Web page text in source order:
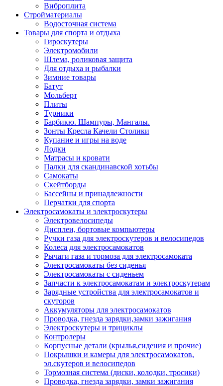
Виброплита
Стройматериалы
Водосточная система
Товары для спорта и отдыха
Гироскутеры
Электромобили
Шлема, роликовая защита
Для отдыха и рыбалки
Зимние товары
Батут
Мольберт
Плиты
Турники
Барбикю. Шампуры, Мангалы.
Зонты Кресла Качели Столики
Купание и игры на воде
Лодки
Матрасы и кровати
Палки для скандинавской хотьбы
Самокаты
Скейтборды
Бассейны и принадлежности
Перчатки для спорта
Электросамокаты и электроскутеры
Электровелосипеды
Дисплеи, бортовые компьютеры
Ручки газа для электроскутеров и велосипедов
Колеса для электросамокатов
Рычаги газа и тормоза для электросамоката
Электросамокаты без сиденья
Электросамокаты с сиденьем
Запчасти к электросамокатам и электроскутерам
Зарядные устройства для электросамокатов и
скуторов
Аккумуляторы для электросамокатов
Проводка, гнезда зарядки,замки зажигания
Электроскутеры и трициклы
Контролеры
Корпусные детали (крылья,сидения и прочие)
Покрышки и камеры для электросамокатов,
эл.скутеров и велосипедов
Тормозная система (диски, колодки, тросики)
Проводка, гнезда зарядки, замки зажигания